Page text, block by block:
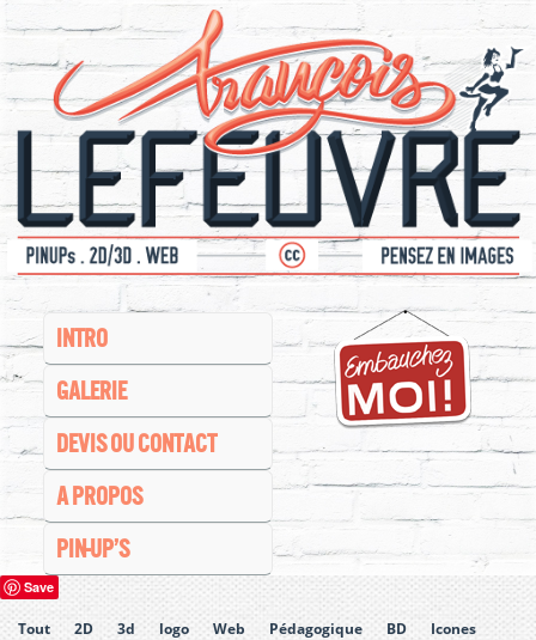
INTRO
GALERIE
DEVIS OU CONTACT
A PROPOS
PIN-UP’S
Save
Tout 2D 3d logo Web Pédagogique BD Icones